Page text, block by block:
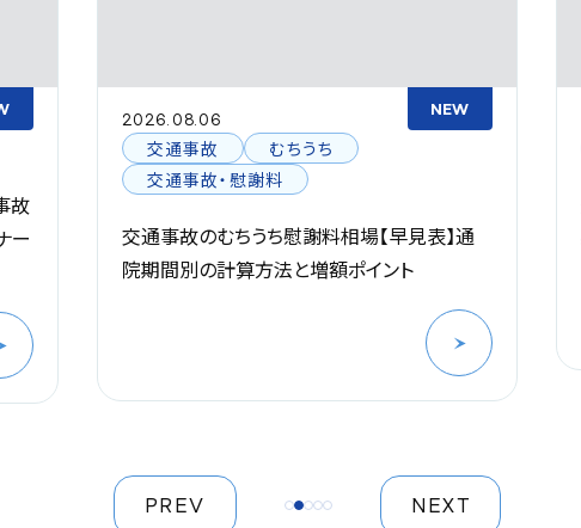
故
ー
2026.08.06
NEW
交通事故
むちうち
交通事故・慰謝料
交通事故のむちうち慰謝料相場【早見表】通
院期間別の計算方法と増額ポイント
PREV NEXT